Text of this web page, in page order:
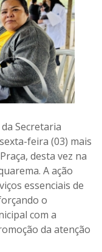
Secretaria
feira (03) mais
, desta vez na
A ação
essenciais de
o
com a
da atenção